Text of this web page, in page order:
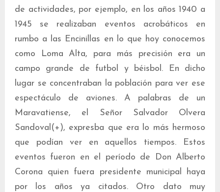
de actividades, por ejemplo, en los años 1940 a
1945 se realizaban eventos acrobáticos en
rumbo a las Encinillas en lo que hoy conocemos
como Loma Alta, para más precisión era un
campo grande de futbol y béisbol. En dicho
lugar se concentraban la población para ver ese
espectáculo de aviones. A palabras de un
Maravatiense, el Señor Salvador Olvera
Sandoval(+), expresba que era lo más hermoso
que podían ver en aquellos tiempos. Estos
eventos fueron en el período de Don Alberto
Corona quien fuera presidente municipal haya
por los años ya citados. Otro dato muy